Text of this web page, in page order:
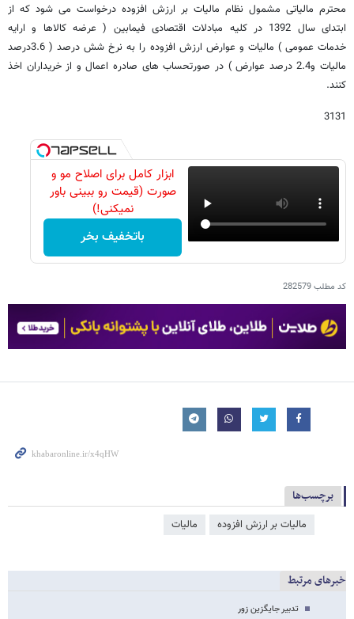
محترم مالیاتی مشمول نظام مالیات بر ارزش افزوده درخواست می شود که از
ابتدای سال 1392 در کلیه مبادلات اقتصادی فیمابین ( عرضه کالاها و ارایه
خدمات عمومی ) مالیات و عوارض ارزش افزوده را به نرخ شش درصد ( 3.6درصد
مالیات و2.4 درصد عوارض ) در صورتحساب های صادره اعمال و از خریداران اخذ
کنند.
3131
ابزار کامل برای اصلاح مو و
صورت (قیمت رو ببینی باور
نمیکنی!)
باتخفیف بخر
کد مطلب282579
برچسب‌ها
مالیات بر ارزش افزوده مالیات
خبرهای مرتبط
تدبیر جایگزین زور